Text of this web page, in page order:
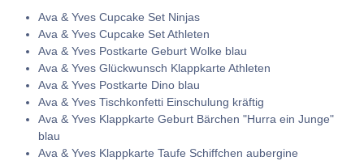
Ava & Yves Cupcake Set Ninjas
Ava & Yves Cupcake Set Athleten
Ava & Yves Postkarte Geburt Wolke blau
Ava & Yves Glückwunsch Klappkarte Athleten
Ava & Yves Postkarte Dino blau
Ava & Yves Tischkonfetti Einschulung kräftig
Ava & Yves Klappkarte Geburt Bärchen "Hurra ein Junge"
blau
Ava & Yves Klappkarte Taufe Schiffchen aubergine